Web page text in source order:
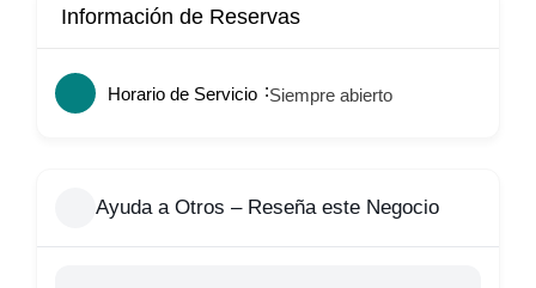
Información de Reservas
Horario de Servicio Siempre abierto
Ayuda a Otros – Reseña este Negocio